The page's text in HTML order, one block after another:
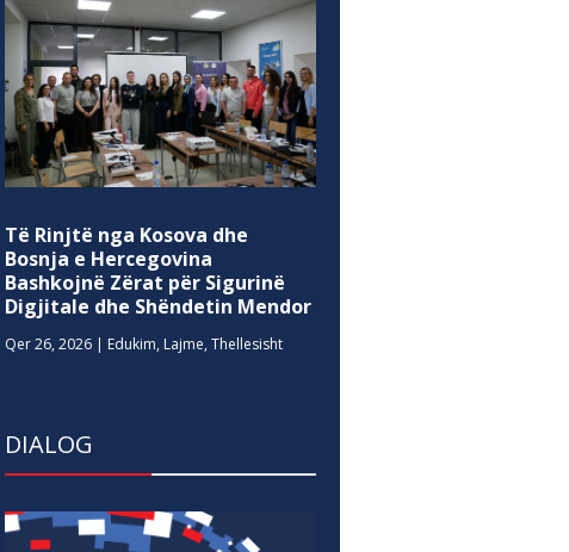
Të Rinjtë nga Kosova dhe
Bosnja e Hercegovina
Bashkojnë Zërat për Sigurinë
Digjitale dhe Shëndetin Mendor
Qer 26, 2026 | Edukim, Lajme,Thellesisht
DIALOG